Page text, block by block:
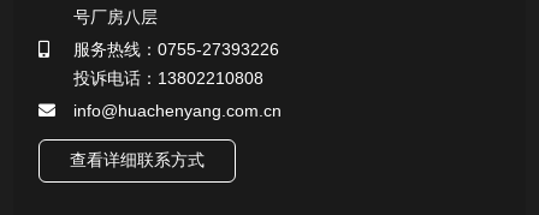
微生物样本保存液（通用运输传媒介质）系列
核酸（DNA&RNA）样本采集与保存套装系列
唾液样本采集装置系列
号厂房八层
服务热线：0755-27393226
投诉电话：13802210808
info@huachenyang.com.cn
查看详细联系方式